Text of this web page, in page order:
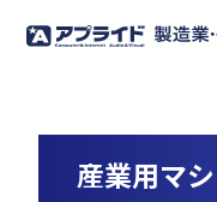
産業用マ